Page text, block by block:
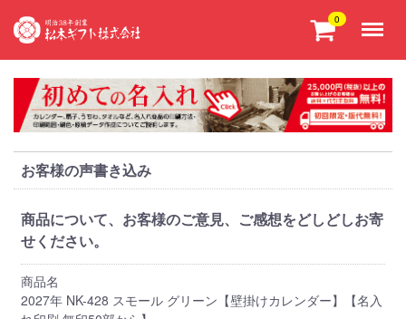
0
お客様の声書き込み
商品について、お客様のご意見、ご感想をどしどしお寄
せください。
商品名
2027年 NK-428 スモール グリーン【壁掛けカレンダー】【名入